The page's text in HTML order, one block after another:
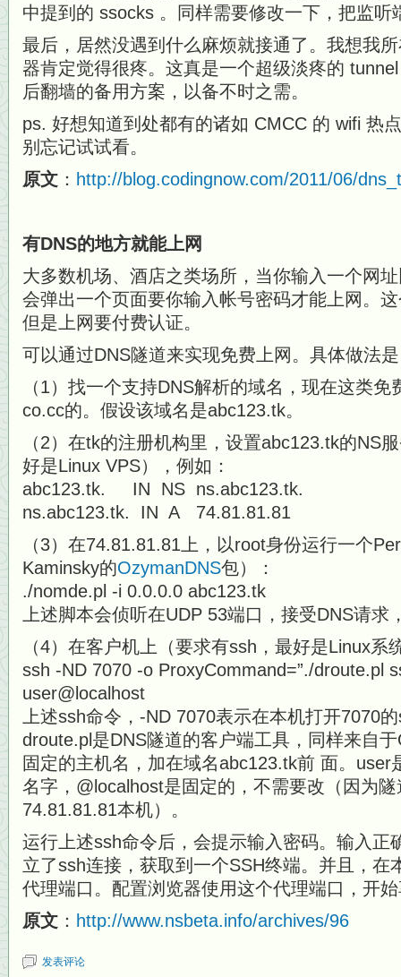
中提到的 ssocks 。同样需要修改一下，把监
最后，居然没遇到什么麻烦就接通了。我想我
器肯定觉得很疼。这真是一个超级淡疼的
后翻墙的备用方案，以备不时之需。
ps. 好想知道到处都有的诸如 CMCC 的 wifi 热
别忘记试试看。
原文 ： http://blog.codingnow.com/2011/06/
有DNS的地方就能上网
大多数机场、酒店之类场所，当你输入一个网
会弹出一个页面要你输入帐号密码才能上网。
但是上网要付费认证。
可以通过DNS隧道来实现免费上网。具体做法
（1）找一个支持DNS解析的域名，现在这类
co.cc的。假设该域名是abc123.tk。
（2）在tk的注册机构里，设置abc123.tk的NS
好是Linux VPS），例如：
abc123.tk. IN NS ns.abc123.tk.
ns.abc123.tk. IN A 74.81.81.81
（3）在74.81.81.81上，以root身份运行一个
Kaminsky的OzymanDNS包）：
./nomde.pl -i 0.0.0.0 abc123.tk
上述脚本会侦听在UDP 53端口，接受DNS请
（4）在客户机上（要求有ssh，最好是Linux系
ssh -ND 7070 -o ProxyCommand=”./droute.pl
user@localhost
上述ssh命令，-ND 7070表示在本机打开7070
droute.pl是DNS隧道的客户端工具，同样来自
固定的主机名，加在域名abc123.tk前 面。user
名字，@localhost是固定的，不需要改（因为
74.81.81.81本机）。
运行上述ssh命令后，会提示输入密码。输入正
立了ssh连接，获取到一个SSH终端。并且，在
代理端口。配置浏览器使用这个代理端口，开
原文 ： http://www.nsbeta.info/archives/96
发表评论